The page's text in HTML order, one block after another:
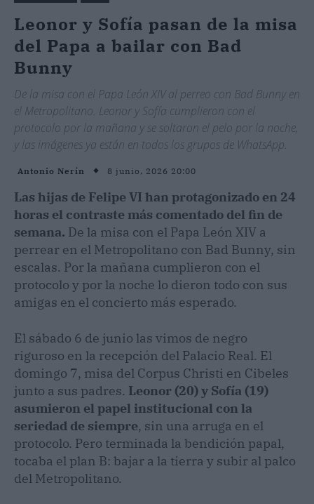
Leonor y Sofía pasan de la misa
del Papa a bailar con Bad
Bunny
De la misa con el Papa León XIV al perreo con Bad Bunny en
el Metropolitano. Leonor y Sofía cumplieron con el
protocolo por la mañana y se soltaron el pelo por la noche,
y las imágenes ya están en todos los grupos de WhatsApp.
Antonio Nerín 8 junio, 2026 20:00
Las hijas de Felipe VI han protagonizado en 24
horas el contraste más comentado del fin de
semana. De la misa con el Papa León XIV a
perrear en el Metropolitano con Bad Bunny, sin
escalas. Por la mañana cumplieron con el
protocolo y por la noche lo dieron todo con sus
amigas en el concierto más esperado.
El sábado 6 de junio las vimos de negro
riguroso en la recepción del Palacio Real. El
domingo 7, misa del Corpus Christi en Cibeles
junto a sus padres. Leonor (20) y Sofía (19)
asumieron el papel institucional con la
seriedad de siempre, sin una arruga en el
protocolo. Pero terminada la bendición papal,
tocaba el plan B: bajar a la tierra y subir al palco
del Metropolitano.